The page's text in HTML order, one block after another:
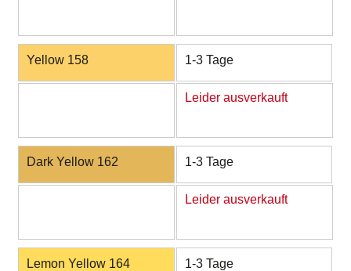
Yellow 158 1-3 Tage
Leider ausverkauft
Dark Yellow 162 1-3 Tage
Leider ausverkauft
Lemon Yellow 164 1-3 Tage